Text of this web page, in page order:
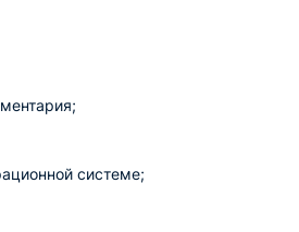
системе;